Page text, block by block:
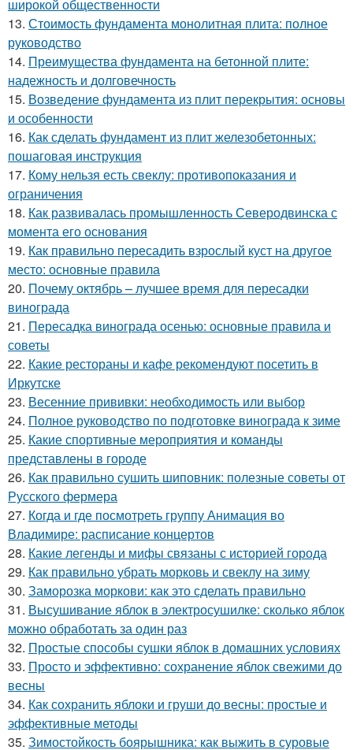
широкой общественности
13. Стоимость фундамента монолитная плита: полное
руководство
14. Преимущества фундамента на бетонной плите:
надежность и долговечность
15. Возведение фундамента из плит перекрытия: основы
и особенности
16. Как сделать фундамент из плит железобетонных:
пошаговая инструкция
17. Кому нельзя есть свеклу: противопоказания и
ограничения
18. Как развивалась промышленность Северодвинска с
момента его основания
19. Как правильно пересадить взрослый куст на другое
место: основные правила
20. Почему октябрь – лучшее время для пересадки
винограда
21. Пересадка винограда осенью: основные правила и
советы
22. Какие рестораны и кафе рекомендуют посетить в
Иркутске
23. Весенние прививки: необходимость или выбор
24. Полное руководство по подготовке винограда к зиме
25. Какие спортивные мероприятия и команды
представлены в городе
26. Как правильно сушить шиповник: полезные советы от
Русского фермера
27. Когда и где посмотреть группу Анимация во
Владимире: расписание концертов
28. Какие легенды и мифы связаны с историей города
29. Как правильно убрать морковь и свеклу на зиму
30. Заморозка моркови: как это сделать правильно
31. Высушивание яблок в электросушилке: сколько яблок
можно обработать за один раз
32. Простые способы сушки яблок в домашних условиях
33. Просто и эффективно: сохранение яблок свежими до
весны
34. Как сохранить яблоки и груши до весны: простые и
эффективные методы
35. Зимостойкость боярышника: как выжить в суровые